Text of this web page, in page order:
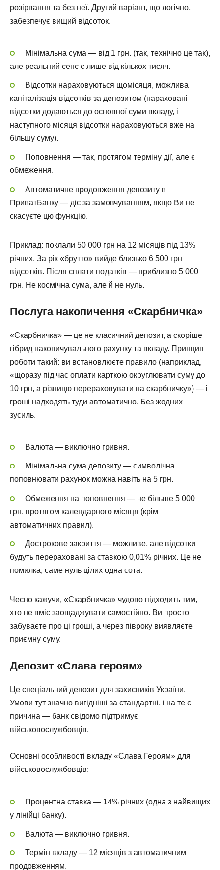
розірвання та без неї. Другий варіант, що логічно,
забезпечує вищий відсоток.
Мінімальна сума — від 1 грн. (так, технічно це так),
але реальний сенс є лише від кількох тисяч.
Відсотки нараховуються щомісяця, можлива
капіталізація відсотків за депозитом (нараховані
відсотки додаються до основної суми вкладу, і
наступного місяця відсотки нараховуються вже на
більшу суму).
Поповнення — так, протягом терміну дії, але є
обмеження.
Автоматичне продовження депозиту в
ПриватБанку — діє за замовчуванням, якщо Ви не
скасуєте цю функцію.
Приклад: поклали 50 000 грн на 12 місяців під 13%
річних. За рік «брутто» вийде близько 6 500 грн
відсотків. Після сплати податків — приблизно 5 000
грн. Не космічна сума, але й не нуль.
Послуга накопичення «Скарбничка»
«Скарбничка» — це не класичний депозит, а скоріше
гібрид накопичувального рахунку та вкладу. Принцип
роботи такий: ви встановлюєте правило (наприклад,
«щоразу під час оплати карткою округлювати суму до
10 грн, а різницю перераховувати на скарбничку») — і
гроші надходять туди автоматично. Без жодних
зусиль.
Валюта — виключно гривня.
Мінімальна сума депозиту — символічна,
поповнювати рахунок можна навіть на 5 грн.
Обмеження на поповнення — не більше 5 000
грн. протягом календарного місяця (крім
автоматичних правил).
Дострокове закриття — можливе, але відсотки
будуть перераховані за ставкою 0,01% річних. Це не
помилка, саме нуль цілих одна сота.
Чесно кажучи, «Скарбничка» чудово підходить тим,
хто не вміє заощаджувати самостійно. Ви просто
забуваєте про ці гроші, а через півроку виявляєте
приємну суму.
Депозит «Слава героям»
Це спеціальний депозит для захисників України.
Умови тут значно вигідніші за стандартні, і на те є
причина — банк свідомо підтримує
військовослужбовців.
Основні особливості вкладу «Слава Героям» для
військовослужбовців:
Процентна ставка — 14% річних (одна з найвищих
у лінійці банку).
Валюта — виключно гривня.
Термін вкладу — 12 місяців з автоматичним
продовженням.